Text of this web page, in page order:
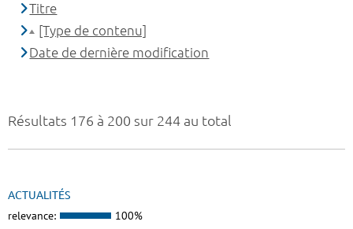
Résultats 176 à 200 sur 244 au total
ACTUALITÉS
relevance: 100%
Titre
[Type de contenu]
Date de dernière modification